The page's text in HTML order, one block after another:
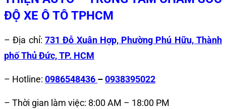
ĐỘ XE Ô TÔ TPHCM
– Địa chỉ: 731 Đỗ Xuân Hợp, Phường Phú Hữu, Thành
phố Thủ Đức, TP. HCM
– Hotline: 0986548436 –0938395022
– Thời gian làm việc: 8:00 AM – 18:00 PM